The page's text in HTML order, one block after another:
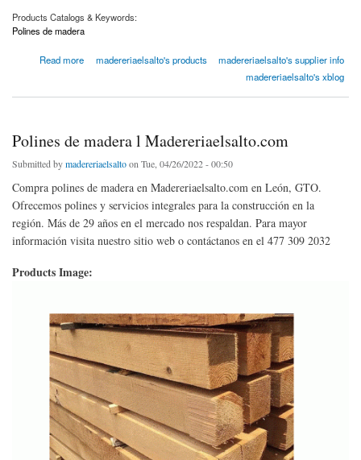
Products Catalogs & Keywords:
Polines de madera
Read more
about Polines de madera l Madereriaelsalto.com
madereriaelsalto's products
madereriaelsalto's supplier info
madereriaelsalto's xblog
Polines de madera l Madereriaelsalto.com
Submitted bymadereriaelsaltoon Tue, 04/26/2022 - 00:50
Compra polines de madera en Madereriaelsalto.com en León, GTO.
Ofrecemos polines y servicios integrales para la construcción en la
región. Más de 29 años en el mercado nos respaldan. Para mayor
información visita nuestro sitio web o contáctanos en el 477 309 2032
Products Image: